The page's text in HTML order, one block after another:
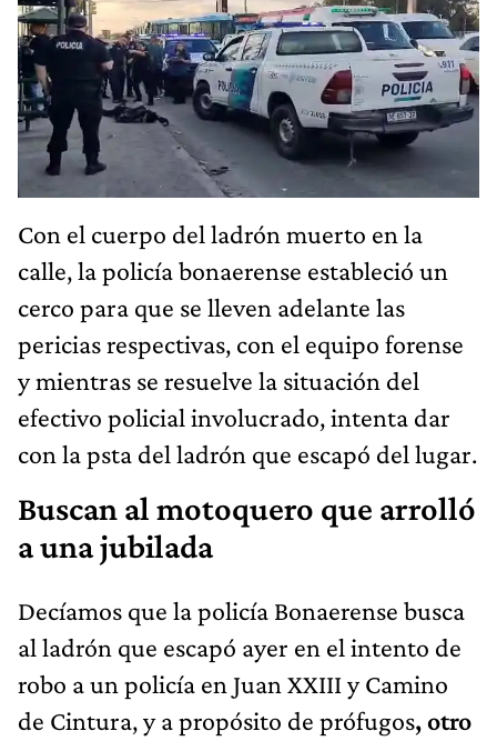
Con el cuerpo del ladrón muerto en la
calle, la policía bonaerense estableció un
cerco para que se lleven adelante las
pericias respectivas, con el equipo forense
y mientras se resuelve la situación del
efectivo policial involucrado, intenta dar
con la psta del ladrón que escapó del lugar.
Buscan al motoquero que arrolló
a una jubilada
Decíamos que la policía Bonaerense busca
al ladrón que escapó ayer en el intento de
robo a un policía en Juan XXIII y Camino
de Cintura, y a propósito de prófugos, otro